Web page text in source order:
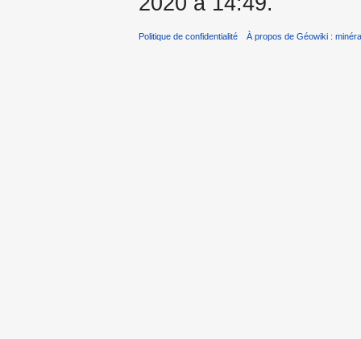
Politique de confidentialité À propos de Géowiki :